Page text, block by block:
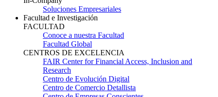
Soluciones Empresariales
Facultad e Investigación
FACULTAD
Conoce a nuestra Facultad
Facultad Global
CENTROS DE EXCELENCIA
FAIR Center for Financial Access, Inclusion and
Research
Centro de Evolución Digital
Centro de Comercio Detallista